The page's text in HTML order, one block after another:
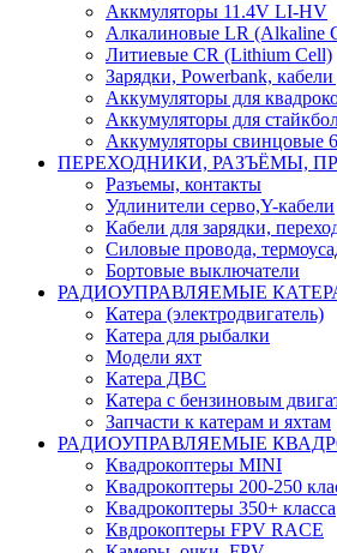
Аккмуляторы 11.4V LI-HV
Алкалиновые LR (Alkaline
Литиевые CR (Lithium Сell)
Зарядки, Powerbank,
Аккумуляторы для
Аккумуляторы для
Аккумуляторы свинцовые
ПЕРЕХОДНИКИ, РАЗЪЁМЫ,
Разъемы, контакты
Удлинители серво,Y-кабели
Кабели для зарядки,
Силовые провода,
Бортовые выключатели
РАДИОУПРАВЛЯЕМЫЕ
Катера (электродвигатель)
Катера для рыбалки
Модели яхт
Катера ДВС
Катера с бензиновым
Запчасти к катерам и яхтам
РАДИОУПРАВЛЯЕМЫЕ
Квадрокоптеры MINI
Квадрокоптеры 200-250
Квадрокоптеры 350+ класса
Квдрокоптеры FPV RACE